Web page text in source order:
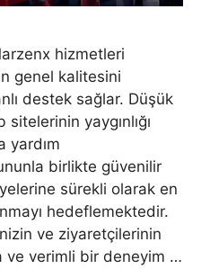
hizmetleri
genel kalitesini
destek sağlar. Düşük
yaygınlığı
yardım
birlikte güvenilir
sürekli olarak en
hedeflemektedir.
ve ziyaretçilerinin
ve verimli bir deneyim …